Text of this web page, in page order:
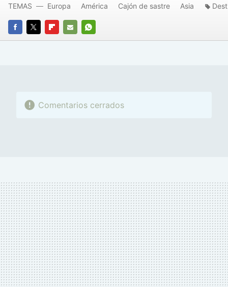
FACEBOOK
TWITTERFLIPBOARD
E-
WHATSAPP
TEMAS Europa América Cajón de sastre Asia
Comentarios cerrados